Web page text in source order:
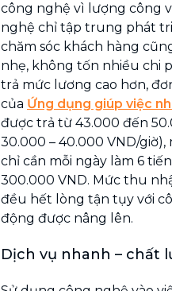
công nghệ vì lượng công
nghệ chỉ tập trung phát
chăm sóc khách hàng
nhẹ, không tốn nhiều chi
trả mức lương cao hơn,
của Ứng dụng giúp việc
được trả từ 43.000 đến
30.000 – 40.000 VND/
chỉ cần mỗi ngày làm 6
300.000 VND. Mức thu
đều hết lòng tận tụy với
động được nâng lên.
Dịch vụ nhanh – chất